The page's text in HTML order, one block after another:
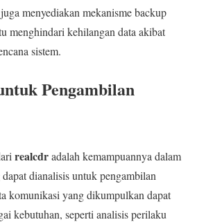
menyediakan mekanisme backup
menghindari kehilangan data akibat
sistem.
Pengambilan
realcdradalah kemampuannya dalam
dianalisis untuk pengambilan
komunikasi yang dikumpulkan dapat
kebutuhan, seperti analisis perilaku